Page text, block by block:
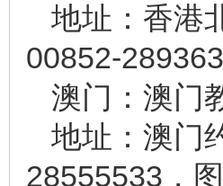
地址：香港
00852-
澳门：澳门
地址：澳门
28555533，